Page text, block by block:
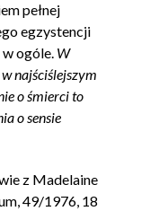
pełnej
egzystencji
w ogóle. W
najściślejszym
o śmierci to
o sensie
z Madelaine
49/1976, 18